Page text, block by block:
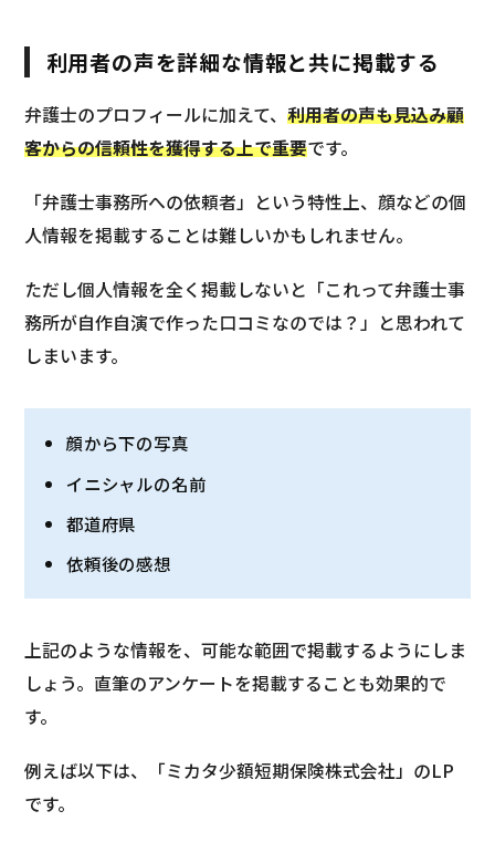
利用者の声を詳細な情報と共に掲載する
弁護士のプロフィールに加えて、利用者の声も見込み顧
客からの信頼性を獲得する上で重要です。
「弁護士事務所への依頼者」という特性上、顔などの個
人情報を掲載することは難しいかもしれません。
ただし個人情報を全く掲載しないと「これって弁護士事
務所が自作自演で作った口コミなのでは？」と思われて
しまいます。
顔から下の写真
イニシャルの名前
都道府県
依頼後の感想
上記のような情報を、可能な範囲で掲載するようにしま
しょう。直筆のアンケートを掲載することも効果的で
す。
例えば以下は、「ミカタ少額短期保険株式会社」のLP
です。